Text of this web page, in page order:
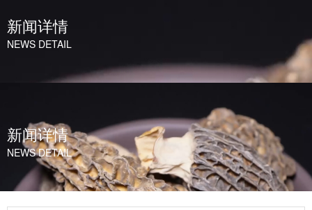
新闻详情
NEWS DETAIL
新闻详情
NEWS DETAIL